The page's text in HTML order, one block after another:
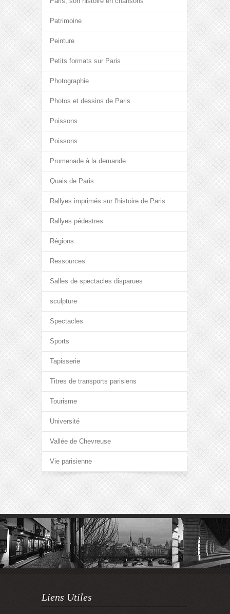
Patrimoine
Peinture
Petits formats sur Paris
Photographie
Photos et dessins de Paris
Poissons
Poissons
Promenade à la demande
Quais de Paris
Rallyes imprimés sur l'histoire de Paris
Rallyes pédestres
Régions
Ressources
Salles de spectacles disparues
sculpture
Spectacles
Sports
Tapisserie
Titres de transports parisiens
Tourisme
Université
Vallée de Chevreuse
Vie parisienne
Liens Utiles